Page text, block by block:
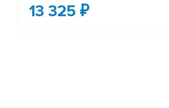
13 325 ₽